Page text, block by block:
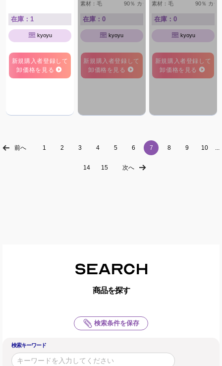
在庫：1
kyoyu
新規購入者登録して
卸価格を見る
素材：毛 90％ カシミヤ 10％
在庫：0
kyoyu
新規購入者登録して
卸価格を見る
素材：毛 90％ カシ
在庫：0
kyoyu
新規購入者登録して
卸価格を見る
前へ 1 2 3 4 5 6 7 8 9 10 ...
14 15 次へ
SEARCH
商品を探す
検索条件を保存
検索キーワード